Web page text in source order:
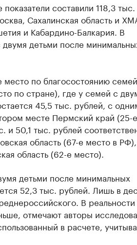
составили 118,3
Сахалинская область и
и Кабардино-Балкария. В
детьми после
по благосостоянию
по стране), где у семей с
45,5 тыс. рублей, с
месте Пермский край (25-е
50,1 тыс. рублей
область (67-е место в РФ),
область (62-е место).
детьми после минимальных
52,3 тыс. рублей. Лишь в
В реальности
отмечают авторы
в расчете,